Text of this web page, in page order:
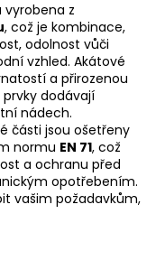
vyrobena z
, což je kombinace,
odolnost vůči
vzhled. Akátové
a přirozenou
dodávají
nádech.
části jsou ošetřeny
normu EN 71, což
a ochranu před
opotřebením.
vašim požadavkům,